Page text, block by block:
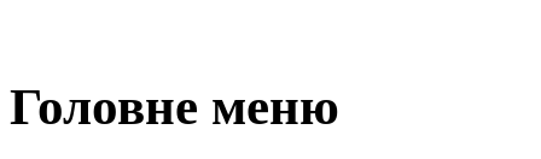
Головне меню